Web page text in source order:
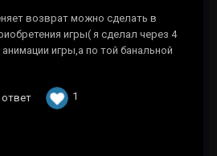
возврат можно сделать в
игры( я сделал через 4
игры,а по той банальной
ответ 1